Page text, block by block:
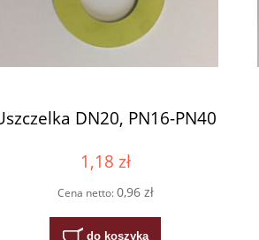
DN20, PN16-PN40
1,18 zł
Cena netto:0,96 zł
do koszyka